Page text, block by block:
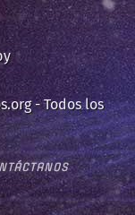
- Todos los